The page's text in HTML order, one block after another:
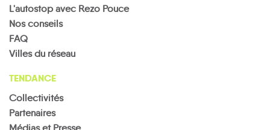
L'autostop avec Rezo Pouce
Nos conseils
FAQ
Villes du réseau
TENDANCE
Collectivités
Partenaires
Médias et Presse